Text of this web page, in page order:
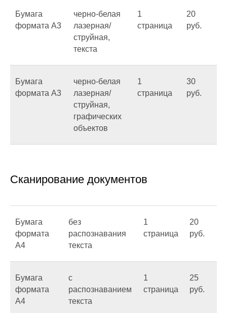
Бумага
формата А3
черно-белая
лазерная/
струйная,
текста
1
страница
20
руб.
Бумага
формата А3
черно-белая
лазерная/
струйная,
графических
объектов
1
страница
30
руб.
Сканирование документов
Бумага
формата
А4
без
распознавания
текста
1
страница
20
руб.
Бумага
формата
А4
с
распознаванием
текста
1
страница
25
руб.